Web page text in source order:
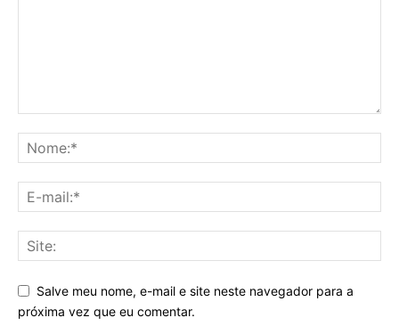
Salve meu nome, e-mail e site neste navegador para a
próxima vez que eu comentar.